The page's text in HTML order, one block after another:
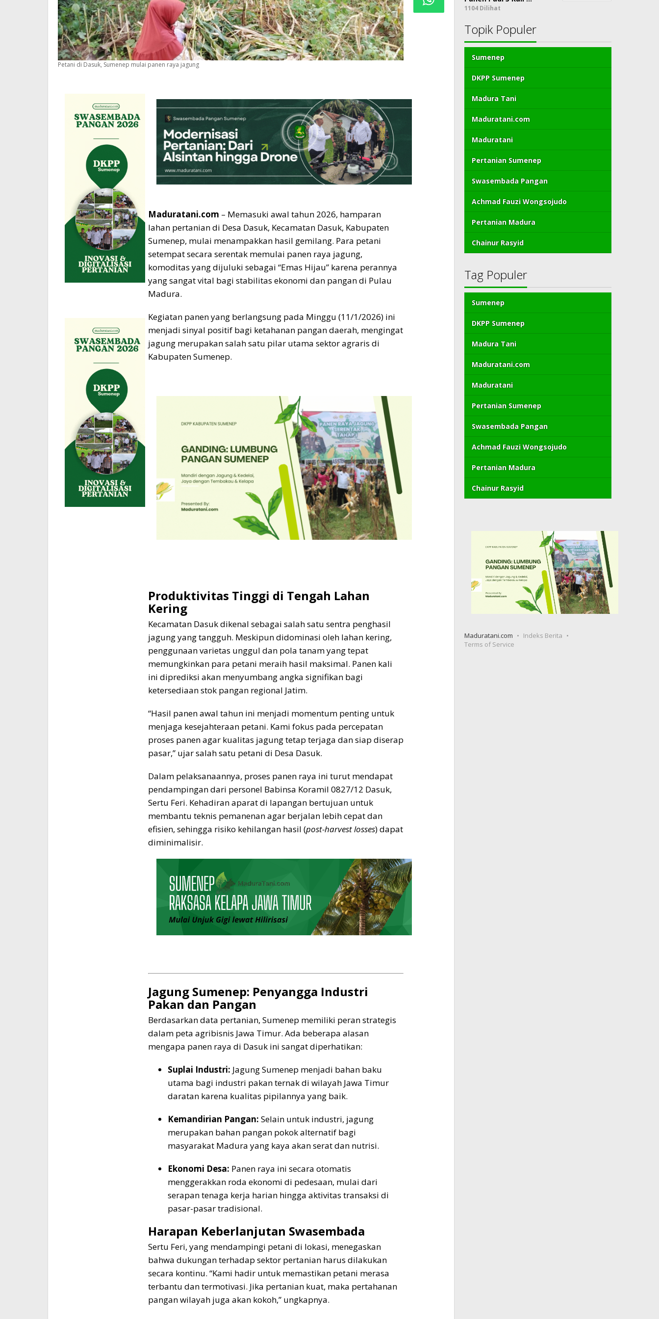
Petani di Dasuk, Sumenep mulai panen raya jagung
Maduratani.com – Memasuki awal tahun 2026, hamparan
lahan pertanian di Desa Dasuk, Kecamatan Dasuk, Kabupaten
Sumenep, mulai menampakkan hasil gemilang. Para petani
setempat secara serentak memulai panen raya jagung,
komoditas yang dijuluki sebagai “Emas Hijau” karena perannya
yang sangat vital bagi stabilitas ekonomi dan pangan di Pulau
Madura.
Kegiatan panen yang berlangsung pada Minggu (11/1/2026) ini
menjadi sinyal positif bagi ketahanan pangan daerah, mengingat
jagung merupakan salah satu pilar utama sektor agraris di
Kabupaten Sumenep.
Produktivitas Tinggi di Tengah Lahan
Kering
Kecamatan Dasuk dikenal sebagai salah satu sentra penghasil
jagung yang tangguh. Meskipun didominasi oleh lahan kering,
penggunaan varietas unggul dan pola tanam yang tepat
memungkinkan para petani meraih hasil maksimal. Panen kali
ini diprediksi akan menyumbang angka signifikan bagi
ketersediaan stok pangan regional Jatim.
“Hasil panen awal tahun ini menjadi momentum penting untuk
menjaga kesejahteraan petani. Kami fokus pada percepatan
proses panen agar kualitas jagung tetap terjaga dan siap diserap
pasar,” ujar salah satu petani di Desa Dasuk.
Dalam pelaksanaannya, proses panen raya ini turut mendapat
pendampingan dari personel Babinsa Koramil 0827/12 Dasuk,
Sertu Feri. Kehadiran aparat di lapangan bertujuan untuk
membantu teknis pemanenan agar berjalan lebih cepat dan
efisien, sehingga risiko kehilangan hasil (post-harvest losses) dapat
diminimalisir.
Jagung Sumenep: Penyangga Industri
Pakan dan Pangan
Berdasarkan data pertanian, Sumenep memiliki peran strategis
dalam peta agribisnis Jawa Timur. Ada beberapa alasan
mengapa panen raya di Dasuk ini sangat diperhatikan:
Suplai Industri: Jagung Sumenep menjadi bahan baku
utama bagi industri pakan ternak di wilayah Jawa Timur
daratan karena kualitas pipilannya yang baik.
Kemandirian Pangan: Selain untuk industri, jagung
merupakan bahan pangan pokok alternatif bagi
masyarakat Madura yang kaya akan serat dan nutrisi.
Ekonomi Desa: Panen raya ini secara otomatis
menggerakkan roda ekonomi di pedesaan, mulai dari
serapan tenaga kerja harian hingga aktivitas transaksi di
pasar-pasar tradisional.
Harapan Keberlanjutan Swasembada
Sertu Feri, yang mendampingi petani di lokasi, menegaskan
bahwa dukungan terhadap sektor pertanian harus dilakukan
secara kontinu. “Kami hadir untuk memastikan petani merasa
terbantu dan termotivasi. Jika pertanian kuat, maka pertahanan
pangan wilayah juga akan kokoh,” ungkapnya.
1104 Dilihat
Topik Populer
Sumenep
DKPP Sumenep
Madura Tani
Maduratani.com
Maduratani
Pertanian Sumenep
Swasembada Pangan
Achmad Fauzi Wongsojudo
Pertanian Madura
Chainur Rasyid
Tag Populer
Sumenep
DKPP Sumenep
Madura Tani
Maduratani.com
Maduratani
Pertanian Sumenep
Swasembada Pangan
Achmad Fauzi Wongsojudo
Pertanian Madura
Chainur Rasyid
Maduratani.com
Indeks Berita
Terms of Service